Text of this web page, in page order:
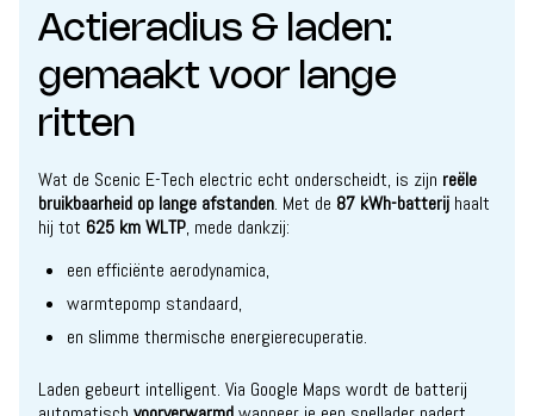
Actieradius & laden:
gemaakt voor lange
ritten
Wat de Scenic E-Tech electric echt onderscheidt, is zijn reële
bruikbaarheid op lange afstanden. Met de 87 kWh-batterij haalt
hij tot 625 km WLTP, mede dankzij:
een efficiënte aerodynamica,
warmtepomp standaard,
en slimme thermische energierecuperatie.
Laden gebeurt intelligent. Via Google Maps wordt de batterij